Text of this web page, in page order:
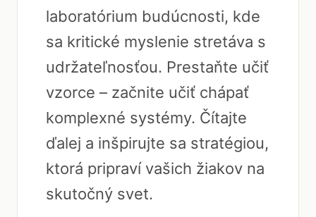
laboratórium budúcnosti, kde
sa kritické myslenie stretáva s
udržateľnosťou. Prestaňte učiť
vzorce – začnite učiť chápať
komplexné systémy. Čítajte
ďalej a inšpirujte sa stratégiou,
ktorá pripraví vašich žiakov na
skutočný svet.